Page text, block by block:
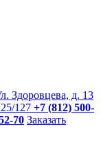
Здоровцева, д. 13
127 +7 (812) 500-
70 Заказать